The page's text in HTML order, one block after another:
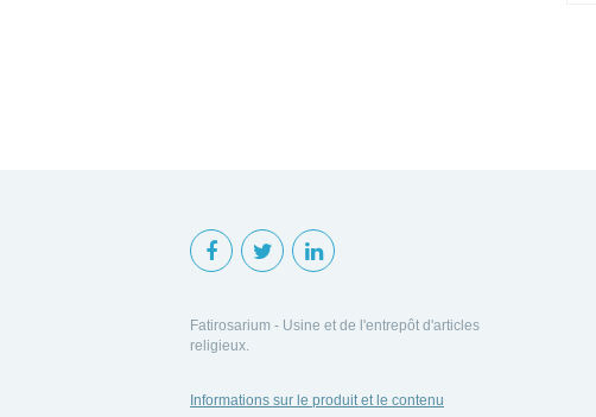
Fatirosarium - Usine et de l'entrepôt d'articles
religieux.
Informations sur le produit et le contenu